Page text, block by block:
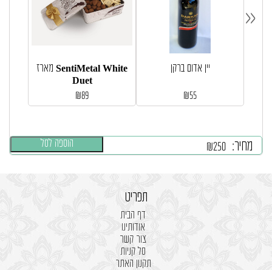
מחיר: ₪250 הוספה לסל
מארז SentiMetal White
Duet
₪89
יין אדום ברקן
₪55
«
תפריט
דף הבית
אודותינו
צור קשר
סל קניות
תקנון האתר